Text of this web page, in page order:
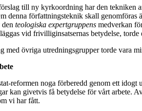
till ny kyrkoordning har den tekniken
denna författningsteknik skall
teologiska expertgruppens medverkan
vid frivilliginsatsernas betydelse,
med övriga utredningsgrupper torde vara
reformen noga förberedd genom ett
kan givetvis få betydelse för vårt arbete.
vi har fått.